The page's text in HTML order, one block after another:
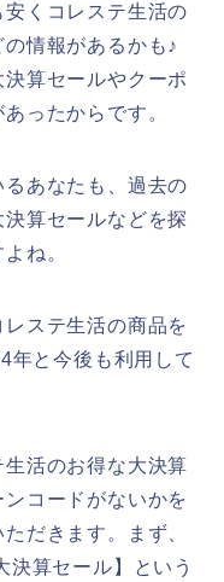
くコレステ生活の
情報があるかも♪
算セールやクーポ
ったからです。
あなたも、過去の
算セールなどを探
ね。
ステ生活の商品を
年と今後も利用して
活のお得な大決算
コードがないかを
だきます。まず、
決算セール】という